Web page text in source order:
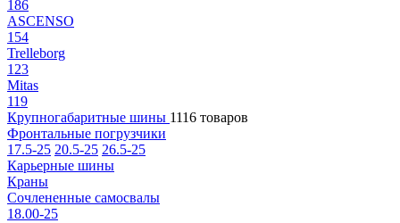
186
ASCENSO
154
Trelleborg
123
Mitas
119
Крупногабаритные шины 1116 товаров
Фронтальные погрузчики
17.5-25 20.5-25 26.5-25
Карьерные шины
Краны
Сочлененные самосвалы
18.00-25